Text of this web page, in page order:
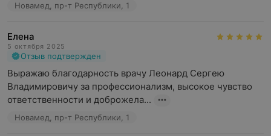
Новамед, пр-т Республики, 1
Елена
5 октября 2025
Отзыв подтвержден
Выражаю благодарность врачу Леонард Сергею
Владимировичу за профессионализм, высокое чувство
ответственности и доброжела...
Новамед, пр-т Республики, 1